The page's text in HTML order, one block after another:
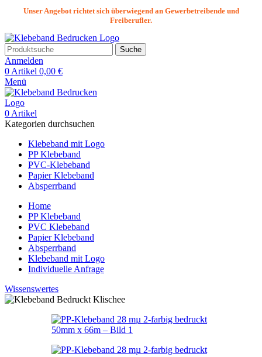
Unser Angebot richtet sich überwiegend an Gewerbetreibende und
Freiberufler.
Suche
Anmelden
0 Artikel 0,00 €
Menü
0 Artikel
Kategorien durchsuchen
Klebeband mit Logo
PP Klebeband
PVC-Klebeband
Papier Klebeband
Absperrband
Home
PP Klebeband
PVC Klebeband
Papier Klebeband
Absperrband
Klebeband mit Logo
Individuelle Anfrage
Wissenswertes